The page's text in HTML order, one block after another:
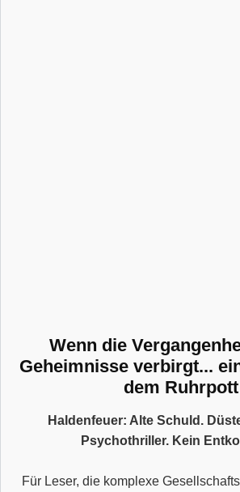
Wenn die
Geheimnisse verbirgt...
dem Ruhrpott
Haldenfeuer: Alte Schuld.
Psychothriller. Kein
Für Leser, die komplexe